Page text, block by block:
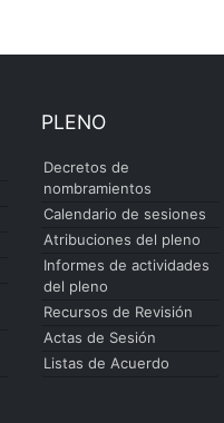
PLENO
Decretos de
nombramientos
Calendario de sesiones
Atribuciones del pleno
Informes de actividades
del pleno
Recursos de Revisión
Actas de Sesión
Listas de Acuerdo